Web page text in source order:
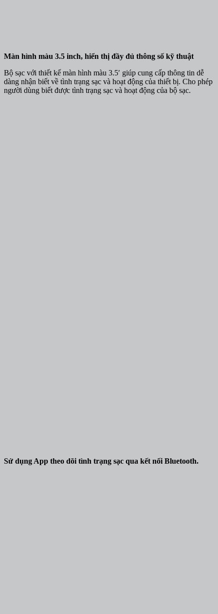
Màn hình màu 3.5 inch, hiển thị đầy đủ thông số kỹ thuật
Bộ sạc với thiết kế màn hình màu 3.5′ giúp cung cấp thông tin dễ
dàng nhận biết về tình trạng sạc và hoạt động của thiết bị. Cho phép
người dùng biết được tình trạng sạc và hoạt động của bộ sạc.
Sử dụng App theo dõi tình trạng sạc qua kết nối Bluetooth.